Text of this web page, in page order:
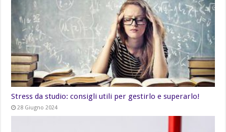
Stress da studio: consigli utili per gestirlo e superarlo!
28 Giugno 2024